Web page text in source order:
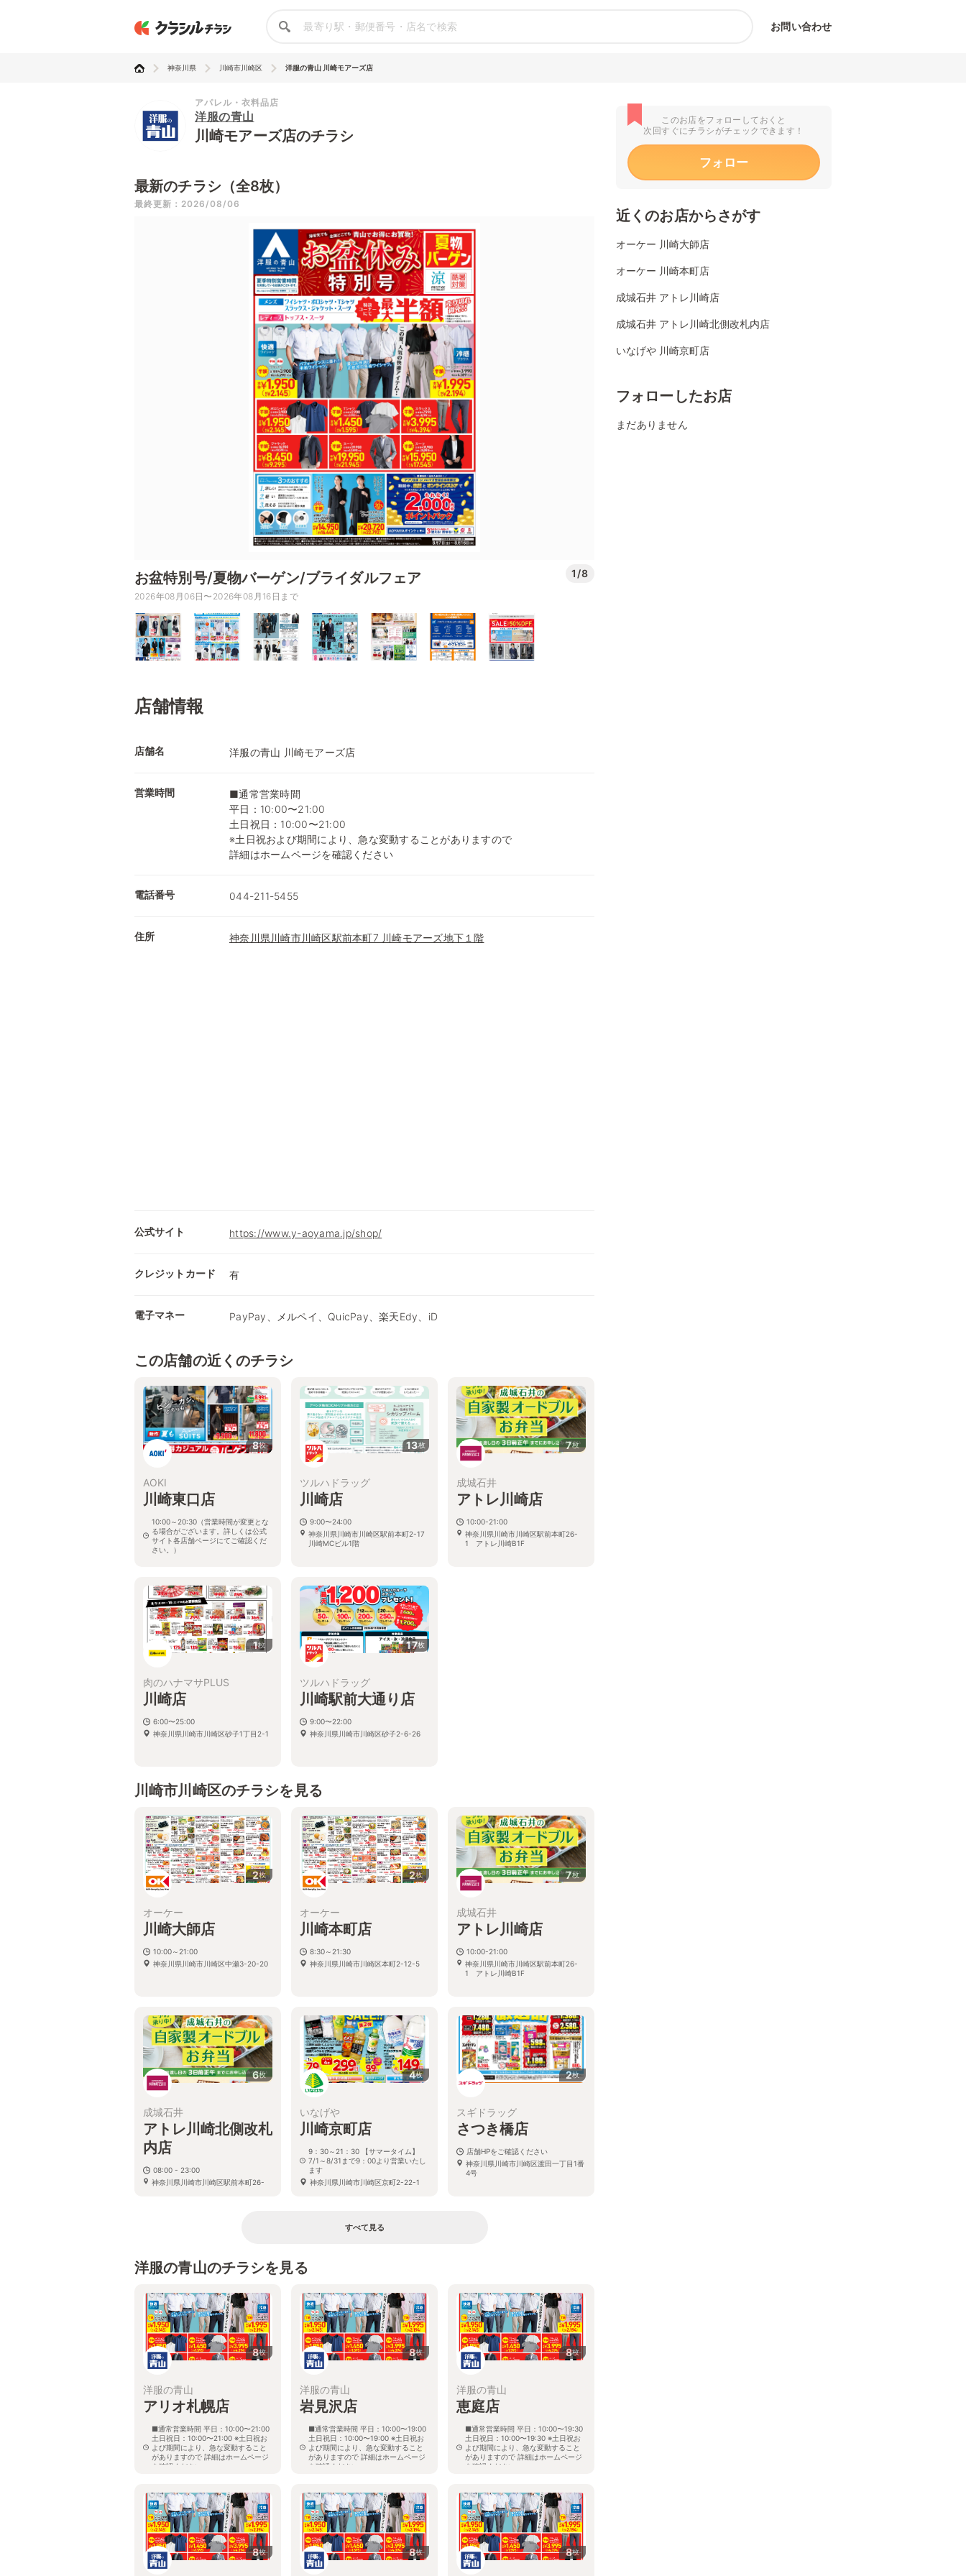
お問い合わせ
神奈川県 川崎市川崎区 洋服の青山 川崎モアーズ店
アパレル・衣料品店
洋服の青山
川崎モアーズ店のチラシ
最新のチラシ（全8枚）
最終更新：2026/08/06
お盆特別号/夏物バーゲン/ブライダルフェア 1/8
2026年08月06日〜2026年08月16日まで
店舗情報
店舗名 洋服の青山 川崎モアーズ店
営業時間
■通常営業時間
平日：10:00〜21:00
土日祝日：10:00〜21:00
※土日祝および期間により、急な変動することがありますので
詳細はホームページを確認ください
電話番号 044-211-5455
住所 神奈川県川崎市川崎区駅前本町7 川崎モアーズ地下１階
公式サイト https://www.y-aoyama.jp/shop/
クレジットカード 有
電子マネー PayPay、メルペイ、QuicPay、楽天Edy、iD
この店舗の近くのチラシ
8枚
AOKI
川崎東口店
10:00～20:30（営業時間が変更とな
る場合がございます。詳しくは公式
サイト各店舗ページにてご確認くだ
さい。）
13枚
ツルハドラッグ
川崎店
9:00〜24:00
神奈川県川崎市川崎区駅前本町2-17
川崎MCビル1階
7枚
成城石井
アトレ川崎店
10:00-21:00
神奈川県川崎市川崎区駅前本町26-
1 アトレ川崎B1F
1枚
肉のハナマサPLUS
川崎店
6:00〜25:00
神奈川県川崎市川崎区砂子1丁目2-1
17枚
ツルハドラッグ
川崎駅前大通り店
9:00〜22:00
神奈川県川崎市川崎区砂子2-6-26
川崎市川崎区のチラシを見る
2枚
オーケー
川崎大師店
10:00～21:00
神奈川県川崎市川崎区中瀬3-20-20
2枚
オーケー
川崎本町店
8:30～21:30
神奈川県川崎市川崎区本町2-12-5
7枚
成城石井
アトレ川崎店
10:00-21:00
神奈川県川崎市川崎区駅前本町26-
1 アトレ川崎B1F
6枚
成城石井
アトレ川崎北側改札
内店
08:00 - 23:00
神奈川県川崎市川崎区駅前本町26-
4枚
いなげや
川崎京町店
9：30～21：30 【サマータイム】
7/1～8/31まで9：00より営業いたし
ます
神奈川県川崎市川崎区京町2-22-1
2枚
スギドラッグ
さつき橋店
店舗HPをご確認ください
神奈川県川崎市川崎区渡田一丁目1番
4号
すべて見る
洋服の青山のチラシを見る
8枚
洋服の青山
アリオ札幌店
■通常営業時間 平日：10:00〜21:00
土日祝日：10:00〜21:00 ※土日祝お
よび期間により、急な変動すること
がありますので 詳細はホームページ
を確認ください
8枚
洋服の青山
岩見沢店
■通常営業時間 平日：10:00〜19:00
土日祝日：10:00〜19:00 ※土日祝お
よび期間により、急な変動すること
がありますので 詳細はホームページ
を確認ください
8枚
洋服の青山
恵庭店
■通常営業時間 平日：10:00〜19:30
土日祝日：10:00〜19:30 ※土日祝お
よび期間により、急な変動すること
がありますので 詳細はホームページ
を確認ください
8枚 8枚 8枚
このお店をフォローしておくと
次回すぐにチラシがチェックできます！
フォロー
近くのお店からさがす
オーケー 川崎大師店
オーケー 川崎本町店
成城石井 アトレ川崎店
成城石井 アトレ川崎北側改札内店
いなげや 川崎京町店
フォローしたお店
まだありません